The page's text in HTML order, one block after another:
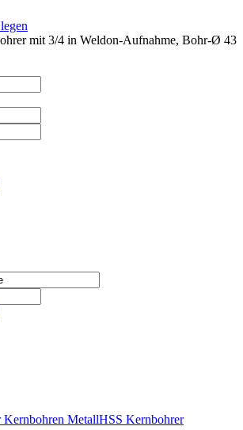
mit 3/4 in Weldon-Aufnahme, Bohr-Ø 43
Kernbohren MetallHSS Kernbohrer